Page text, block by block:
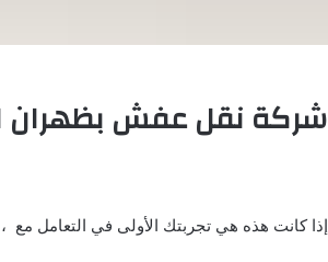
شركة نقل عفش بظهران
إذا كانت هذه هي تجربتك الأولى في التعامل مع ،